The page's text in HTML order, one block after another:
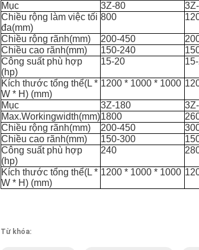
Mục 3Z-80
Chiều rộng làm việc tối
đa(mm)
800
Chiều rộng rãnh(mm) 200-450
Chiều cao rãnh(mm) 150-240
Công suất phù hợp
(hp)
15-20
Kích thước tổng thể(L *
W * H) (mm)
1200 * 1000 * 1000
Mục 3Z-180
Max.Workingwidth(mm)1800
Chiều rộng rãnh(mm) 200-450
Chiều cao rãnh(mm) 150-300
Công suất phù hợp
(hp)
240
Kích thước tổng thể(L *
W * H) (mm)
1200 * 1000 * 1000
Từ khóa: